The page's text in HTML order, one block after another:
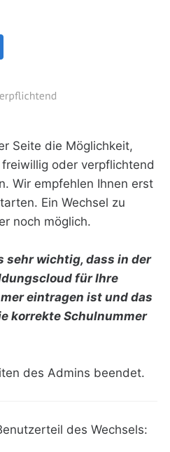
Seite die Möglichkeit,
oder verpflichtend
Wir empfehlen Ihnen erst
Ein Wechsel zu
noch möglich.
sehr wichtig, dass in der
für Ihre
eintragen ist und das
korrekte Schulnummer
des Admins beendet.
des Wechsels: